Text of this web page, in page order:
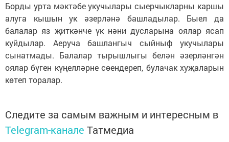
Борды урта мәктәбе укучылары сыерчыкларны каршы
алуга кышын ук әзерләнә башладылар. Быел да
балалар яз җиткәнче үк нәни дусларына оялар ясап
куйдылар. Аеруча башлангыч сыйныф укучылары
сынатмады. Балалар тырышлыгы белән әзерләнгән
оялар бүген күңелләрне сөендереп, булачак хуҗаларын
көтеп торалар.
Следите за самым важным и интересным в
Telegram-канале Татмедиа